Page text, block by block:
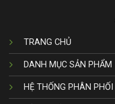
TRANG CHỦ
DANH MỤC SẢN PHẨM
HỆ THỐNG PHÂN PHỐI